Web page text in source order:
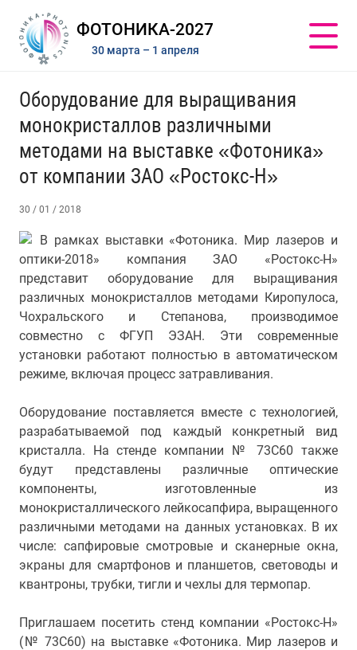
ФОТОНИКА-2027
30 марта – 1 апреля
Оборудование для выращивания
монокристаллов различными
методами на выставке «Фотоника»
от компании ЗАО «Ростокс-Н»
30 / 01 / 2018
В рамках выставки «Фотоника. Мир лазеров и
оптики-2018» компания ЗАО «Ростокс-Н»
представит оборудование для выращивания
различных монокристаллов методами Киропулоса,
Чохральского и Степанова, производимое
совместно с ФГУП ЭЗАН. Эти современные
установки работают полностью в автоматическом
режиме, включая процесс затравливания.
Оборудование поставляется вместе с технологией,
разрабатываемой под каждый конкретный вид
кристалла. На стенде компании № 73С60 также
будут представлены различные оптические
компоненты, изготовленные из
монокристаллического лейкосапфира, выращенного
различными методами на данных установках. В их
числе: сапфировые смотровые и сканерные окна,
экраны для смартфонов и планшетов, световоды и
квантроны, трубки, тигли и чехлы для термопар.
Приглашаем посетить стенд компании «Ростокс-Н»
(№ 73С60) на выставке «Фотоника. Мир лазеров и